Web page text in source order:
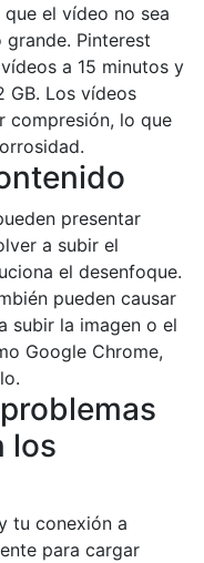
el vídeo no sea
Pinterest
a 15 minutos y
GB. Los vídeos
compresión, lo que
presentar
a subir el
el desenfoque.
pueden causar
subir la imagen o el
Google Chrome,
los
tu conexión a
para cargar